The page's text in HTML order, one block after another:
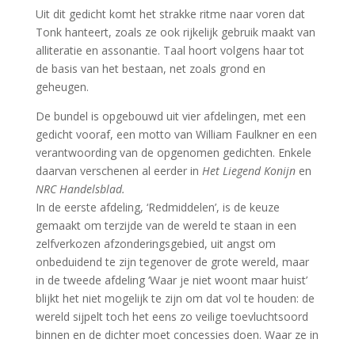
Uit dit gedicht komt het strakke ritme naar voren dat
Tonk hanteert, zoals ze ook rijkelijk gebruik maakt van
alliteratie en assonantie. Taal hoort volgens haar tot
de basis van het bestaan, net zoals grond en
geheugen.
De bundel is opgebouwd uit vier afdelingen, met een
gedicht vooraf, een motto van William Faulkner en een
verantwoording van de opgenomen gedichten. Enkele
daarvan verschenen al eerder in Het Liegend Konijnen
NRC Handelsblad.
In de eerste afdeling, ‘Redmiddelen’, is de keuze
gemaakt om terzijde van de wereld te staan in een
zelfverkozen afzonderingsgebied, uit angst om
onbeduidend te zijn tegenover de grote wereld, maar
in de tweede afdeling ‘Waar je niet woont maar huist’
blijkt het niet mogelijk te zijn om dat vol te houden: de
wereld sijpelt toch het eens zo veilige toevluchtsoord
binnen en de dichter moet concessies doen. Waar ze in